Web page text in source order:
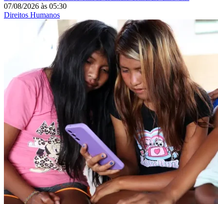
07/08/2026 às 05:30
Direitos Humanos